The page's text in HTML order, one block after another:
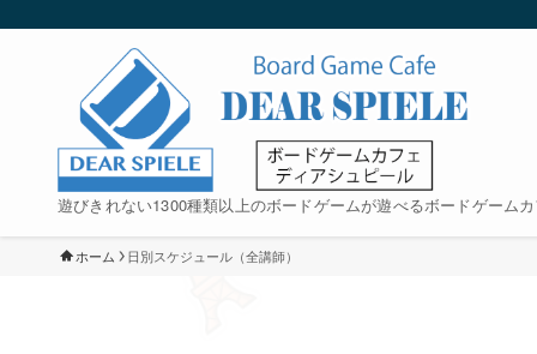
遊びきれない1300種類以上のボードゲームが遊べるボードゲーム
ホーム 日別スケジュール（全講師）